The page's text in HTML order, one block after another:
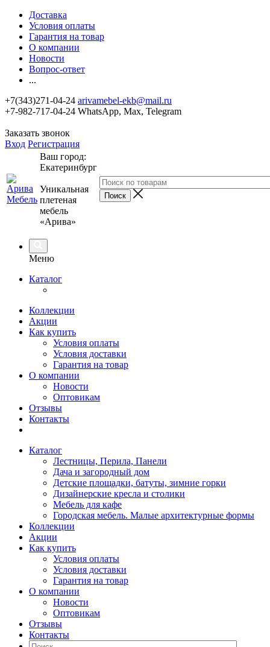
Доставка
Условия оплаты
Гарантия на товар
О компании
Новости
Вопрос-ответ
...
+7(343)271-04-24 arivamebel-ekb@mail.ru
+7-982-717-04-24 WhatsApp, Max, Telegram
Заказать звонок
Вход Регистрация
Ваш город:
Екатеринбург
Уникальная
плетеная
мебель
«Арива»
Меню
Каталог
Коллекции
Акции
Как купить
Условия оплаты
Условия доставки
Гарантия на товар
О компании
Новости
Оптовикам
Отзывы
Контакты
Каталог
Лестницы, Перила, Панели
Дача и загородный дом
Детские площадки, батуты, зимние горки
Дизайнерские кресла и столики
Мебель для кафе
Городская мебель. Малые архитектурные формы
Коллекции
Акции
Как купить
Условия оплаты
Условия доставки
Гарантия на товар
О компании
Новости
Оптовикам
Отзывы
Контакты